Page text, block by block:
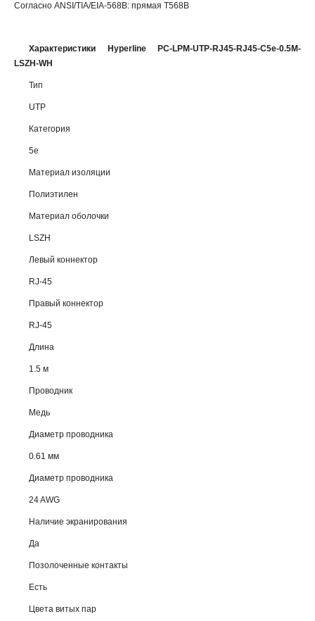
Согласно ANSI/TIA/EIA-568B: прямая T568B
Характеристики Hyperline PC-LPM-UTP-RJ45-RJ45-C5e-0.5M-
LSZH-WH
Тип
UTP
Категория
5e
Материал изоляции
Полиэтилен
Материал оболочки
LSZH
Левый коннектор
RJ-45
Правый коннектор
RJ-45
Длина
1.5 м
Проводник
Медь
Диаметр проводника
0.61 мм
Диаметр проводника
24 AWG
Наличие экранирования
Да
Позолоченные контакты
Есть
Цвета витых пар